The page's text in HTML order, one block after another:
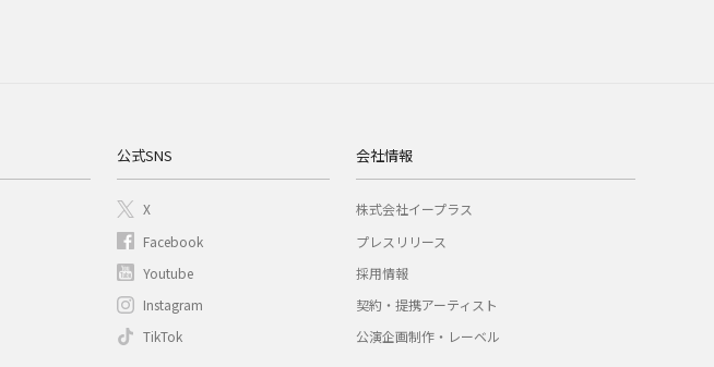
公式SNS
X
Facebook
Youtube
Instagram
TikTok
会社情報
株式会社イープラス
プレスリリース
採用情報
契約・提携アーティスト
公演企画制作・レーベル